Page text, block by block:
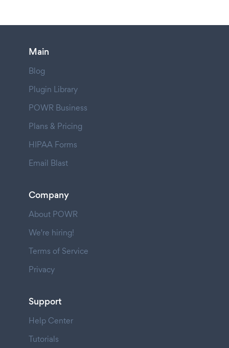
Main
Blog
Plugin Library
POWR Business
Plans & Pricing
HIPAA Forms
Email Blast
Company
About POWR
We're hiring!
Terms of Service
Privacy
Support
Help Center
Tutorials